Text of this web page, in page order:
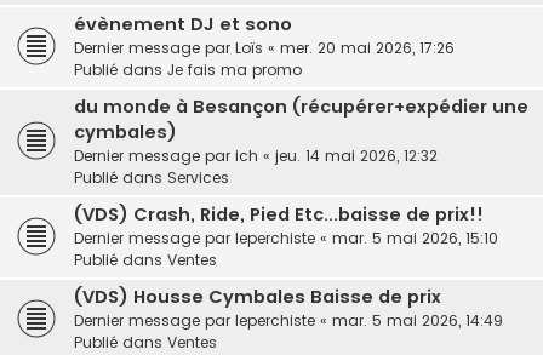
évènement DJ et sono
Dernier message par Loïs « mer. 20 mai 2026, 17:26
Publié dans Je fais ma promo
du monde à Besançon (récupérer+expédier une
cymbales)
Dernier message par ich « jeu. 14 mai 2026, 12:32
Publié dans Services
(VDS) Crash, Ride, Pied Etc...baisse de prix!!
Dernier message par leperchiste « mar. 5 mai 2026, 15:10
Publié dans Ventes
(VDS) Housse Cymbales Baisse de prix
Dernier message par leperchiste « mar. 5 mai 2026, 14:49
Publié dans Ventes